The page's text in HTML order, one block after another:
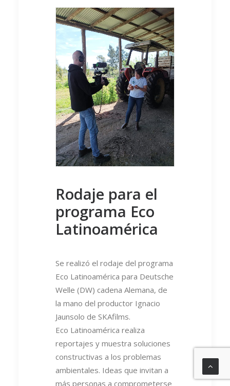
Rodaje para el
programa Eco
Latinoamérica
Se realizó el rodaje del programa
Eco Latinoamérica para Deutsche
Welle (DW) cadena Alemana, de
la mano del productor Ignacio
Jaunsolo de SKAfilms.
Eco Latinoamérica realiza
reportajes y muestra soluciones
constructivas a los problemas
ambientales. Ideas que invitan a
más personas a comprometerse